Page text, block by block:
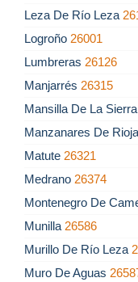
Leza De Río Leza
Logroño 26001
Lumbreras 26126
Manjarrés 26315
Mansilla De La Sierra
Manzanares De Rioja
Matute 26321
Medrano 26374
Montenegro De
Munilla 26586
Murillo De Río Leza
Muro De Aguas